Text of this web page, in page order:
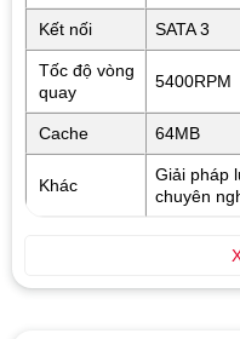
Kết nối SATA 3
Tốc độ vòng
quay
5400RPM
Cache 64MB
Khác
Giải pháp
chuyên